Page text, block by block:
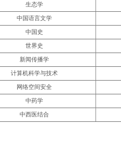
生态学
中国语言文学
中国史
世界史
新闻传播学
计算机科学与技术
网络空间安全
中药学
中西医结合